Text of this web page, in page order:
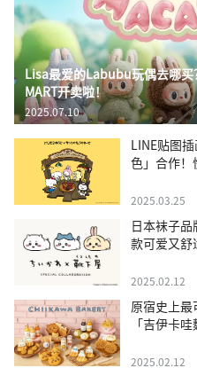
Lisa最爱的Labubu玩偶去哪
MART开卖啦！
2025.07.10
LINE贴图
色」合作！
2025.03.25
日本袜子
款可爱又舒
2025.02.12
原宿史上
「吉伊卡
2025.02.12